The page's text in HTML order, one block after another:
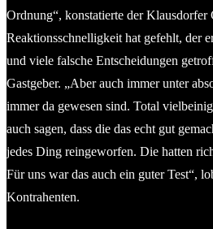
Ordnung“, konstatierte der Klausdorfer
Reaktionsschnelligkeit hat gefehlt, der
und viele falsche Entscheidungen
Gastgeber. „Aber auch immer unter
immer da gewesen sind. Total
auch sagen, dass die das echt gut
jedes Ding reingeworfen. Die hatten
Für uns war das auch ein guter Test“,
Kontrahenten.